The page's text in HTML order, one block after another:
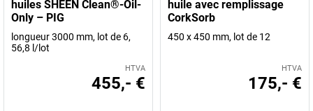
huiles SHEEN Clean®-Oil-
Only – PIG
longueur 3000 mm, lot de 6,
56,8 l/lot
HTVA
455,- €
huile avec remplissage
CorkSorb
450 x 450 mm, lot de 12
HTVA
175,- €